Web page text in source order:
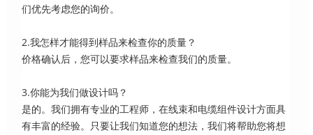
们优先考虑您的询价。
2.我怎样才能得到样品来检查你的质量？
价格确认后，您可以要求样品来检查我们的质量。
3.你能为我们做设计吗？
是的。我们拥有专业的工程师，在线束和电缆组件设计方面具
有丰富的经验。只要让我们知道您的想法，我们将帮助您将想